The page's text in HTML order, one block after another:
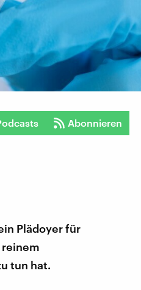
Abonnieren
Plädoyer für
reinem
tun hat.